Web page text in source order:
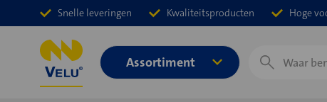
Snelle leveringen Kwaliteitsproducten Hoge
Assortiment
Zoeken